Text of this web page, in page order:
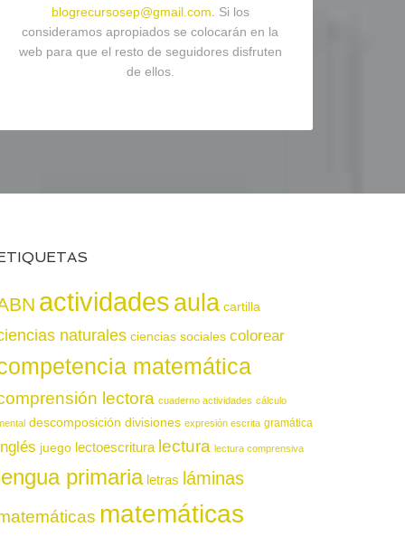
blogrecursosep@gmail.com . Si los
consideramos apropiados se colocarán en la
web para que el resto de seguidores disfruten
de ellos.
actividadesaula cartilla
naturales ciencias sociales colorear
matemática
lectora cuaderno actividades cálculo
descomposición divisiones expresión escrita gramática
juego lectoescritura lectura lectura comprensiva
primaria letras láminas
matemáticas